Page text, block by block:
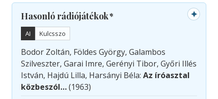
Hasonló rádiójátékok* ✦
AI Kulcsszo
Bodor Zoltán, Földes György, Galambos
Szilveszter, Garai Imre, Gerényi Tibor, Győri Illés
István, Hajdú Lilla, Harsányi Béla: Az íróasztal
közbeszól…(1963)